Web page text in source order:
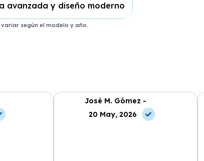
avanzada y diseño moderno
según el modelo y año.
José M. Gómez -
20 May, 2026